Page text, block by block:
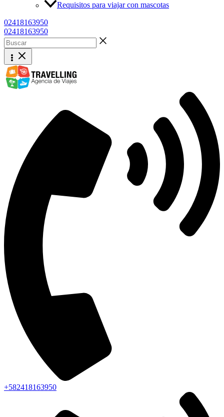
Requisitos para viajar con mascotas
02418163950
02418163950
Buscar
+582418163950